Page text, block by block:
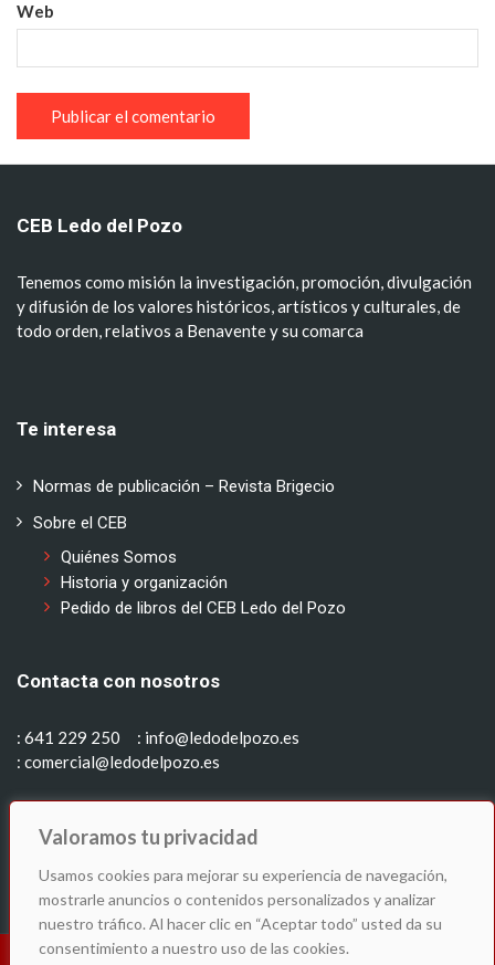
Valoramos tu privacidad
Usamos cookies para mejorar su experiencia de navegación,
mostrarle anuncios o contenidos personalizados y analizar
nuestro tráfico. Al hacer clic en “Aceptar todo” usted da su
consentimiento a nuestro uso de las cookies.
Web
CEB Ledo del Pozo
Tenemos como misión la investigación, promoción, divulgación
y difusión de los valores históricos, artísticos y culturales, de
todo orden, relativos a Benavente y su comarca
Te interesa
Normas de publicación – Revista Brigecio
Sobre el CEB
Quiénes Somos
Historia y organización
Pedido de libros del CEB Ledo del Pozo
Contacta con nosotros
: 641 229 250
: info@ledodelpozo.es
: comercial@ledodelpozo.es